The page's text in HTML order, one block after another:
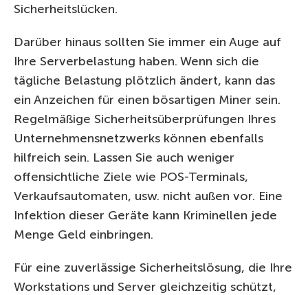
Sicherheitslücken.
Darüber hinaus sollten Sie immer ein Auge auf
Ihre Serverbelastung haben. Wenn sich die
tägliche Belastung plötzlich ändert, kann das
ein Anzeichen für einen bösartigen Miner sein.
Regelmäßige Sicherheitsüberprüfungen Ihres
Unternehmensnetzwerks können ebenfalls
hilfreich sein. Lassen Sie auch weniger
offensichtliche Ziele wie POS-Terminals,
Verkaufsautomaten, usw. nicht außen vor. Eine
Infektion dieser Geräte kann Kriminellen jede
Menge Geld einbringen.
Für eine zuverlässige Sicherheitslösung, die Ihre
Workstations und Server gleichzeitig schützt,